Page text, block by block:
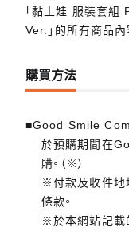
「黏土娃 服裝套
Ver.」的所有商品內
購買方法
■Good Smile
於預購期間在
購。（※）
※付款及收件地
條款。
※於本網站記載